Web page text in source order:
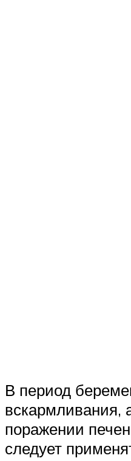
В период
вскармливания,
поражении
следует